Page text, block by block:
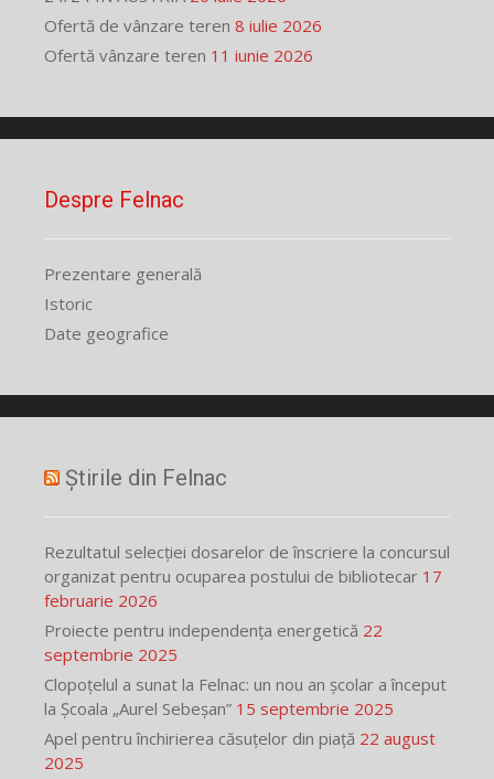
Ofertă de vânzare teren 8 iulie 2026
Ofertă vânzare teren 11 iunie 2026
Despre Felnac
Prezentare generală
Istoric
Date geografice
Știrile din Felnac
Rezultatul selecției dosarelor de înscriere la concursul
organizat pentru ocuparea postului de bibliotecar 17
februarie 2026
Proiecte pentru independența energetică 22
septembrie 2025
Clopoțelul a sunat la Felnac: un nou an școlar a început
la Școala „Aurel Sebeșan” 15 septembrie 2025
Apel pentru închirierea căsuțelor din piață 22 august
2025